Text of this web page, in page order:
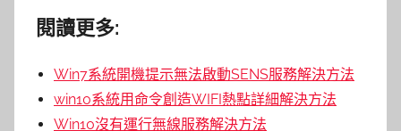
閱讀更多:
Win7系統開機提示無法啟動SENS服務解決方法
win10系統用命令創造WIFI熱點詳細解決方法
Win10沒有運行無線服務解決方法